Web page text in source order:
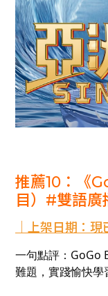
推薦10：《
目）#雙語
｜上架日期：現
一句點評：GoGo
難題，實踐愉快學